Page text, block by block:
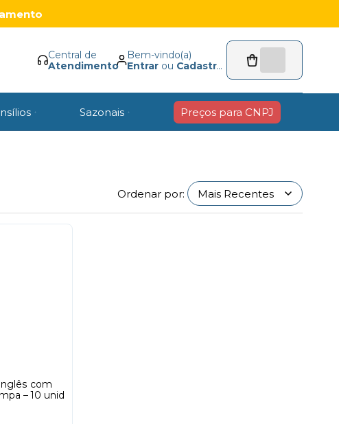
Central de
Atendimento
Bem-vindo(a)
Entrar ou Cadastrar
Sazonais Preços para CNPJ
Ordenar por:
com
– 10 unid